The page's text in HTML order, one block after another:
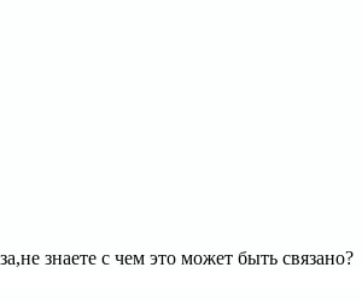
знаете с чем это может быть связано?